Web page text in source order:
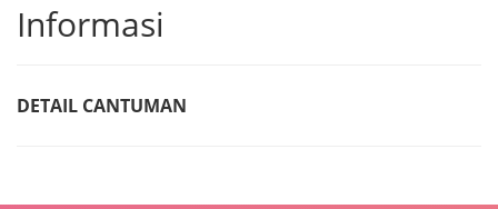
Informasi
DETAIL CANTUMAN